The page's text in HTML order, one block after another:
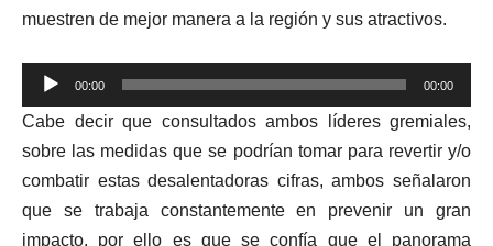
muestren de mejor manera a la región y sus atractivos.
Reproductor
de
audio
00:00 00:00
Cabe decir que consultados ambos líderes gremiales,
sobre las medidas que se podrían tomar para revertir y/o
combatir estas desalentadoras cifras, ambos señalaron
que se trabaja constantemente en prevenir un gran
impacto, por ello es que se confía que el panorama